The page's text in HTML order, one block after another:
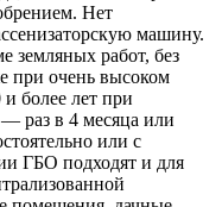
Нет
машину.
работ, без
при очень высоком
более лет при
раз в 4 месяца или
или с
ГБО подходят и для